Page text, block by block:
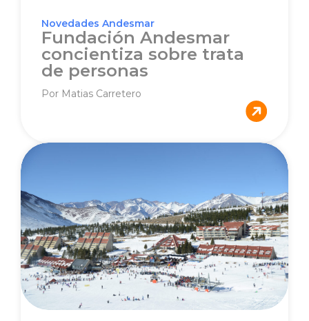
Novedades Andesmar
Fundación Andesmar
concientiza sobre trata
de personas
Por Matias Carretero